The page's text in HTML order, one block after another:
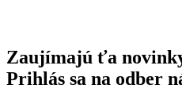
Zaujímajú ťa
Prihlás sa na odber